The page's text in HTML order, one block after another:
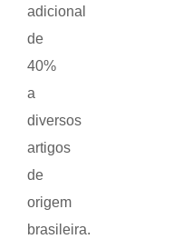
adicional
de
40%
a
diversos
artigos
de
origem
brasileira.